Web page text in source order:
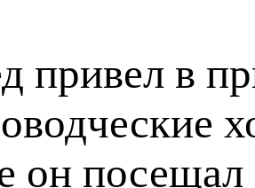
привел в
он